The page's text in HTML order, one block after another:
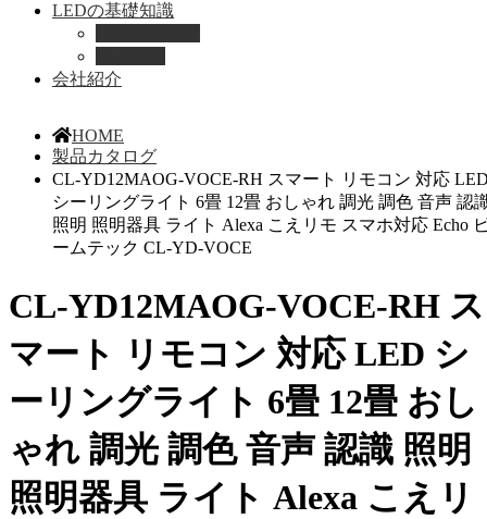
LEDの基礎知識
会社紹介
HOME
製品カタログ
CL-YD12MAOG-VOCE-RH スマート リモコン 対応
シーリングライト 6畳 12畳 おしゃれ 調光 調色 音声 認
照明 照明器具 ライト Alexa こえリモ スマホ対応 Echo
ームテック CL-YD-VOCE
CL-YD12MAOG-VOCE-RH ス
マート リモコン 対応 LED シ
ーリングライト 6畳 12畳 おし
ゃれ 調光 調色 音声 認識 照明
照明器具 ライト Alexa こえリ